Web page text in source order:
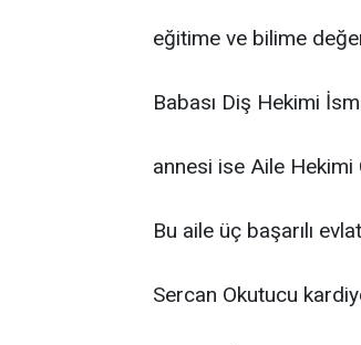
eğitime ve bilime
Babası Diş Hekimi
annesi ise Aile Hekimi
Bu aile üç başarılı
Sercan Okutucu